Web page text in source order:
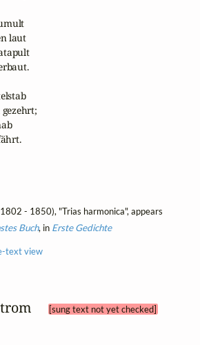
laut
- 1850), "Trias harmonica", appears
Buch, in Erste Gedichte
text view
[sung text not yet checked]